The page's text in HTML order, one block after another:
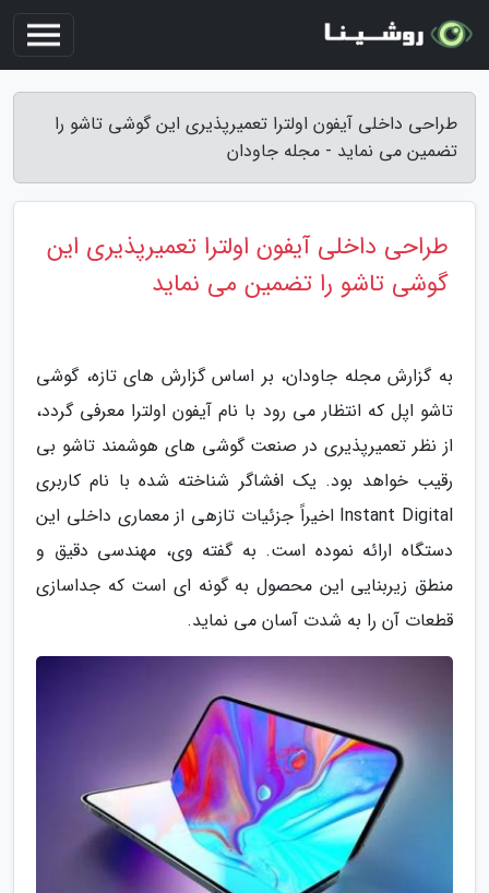
طراحی داخلی آیفون اولترا تعمیرپذیری این گوشی تاشو را
تضمین می نماید - مجله جاودان
طراحی داخلی آیفون اولترا تعمیرپذیری این
گوشی تاشو را تضمین می نماید
به گزارش مجله جاودان، بر اساس گزارش های تازه، گوشی
تاشو اپل که انتظار می رود با نام آیفون اولترا معرفی گردد،
از نظر تعمیرپذیری در صنعت گوشی های هوشمند تاشو بی
رقیب خواهد بود. یک افشاگر شناخته شده با نام کاربری
Instant Digital اخیراً جزئیات تازهی از معماری داخلی این
دستگاه ارائه نموده است. به گفته وی، مهندسی دقیق و
منطق زیربنایی این محصول به گونه ای است که جداسازی
قطعات آن را به شدت آسان می نماید.